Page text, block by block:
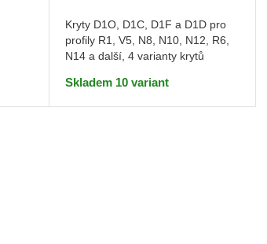
Kryty D1O, D1C, D1F a D1D pro
profily R1, V5, N8, N10, N12, R6,
N14 a další, 4 varianty krytů
Skladem 10 variant